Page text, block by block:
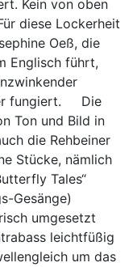
Kein von oben
diese Lockerheit
Oeß, die
Englisch führt,
fungiert. Die
Ton und Bild in
die Rehbeiner
Stücke, nämlich
Tales“
Gesänge)
umgesetzt
leichtfüßig
um das